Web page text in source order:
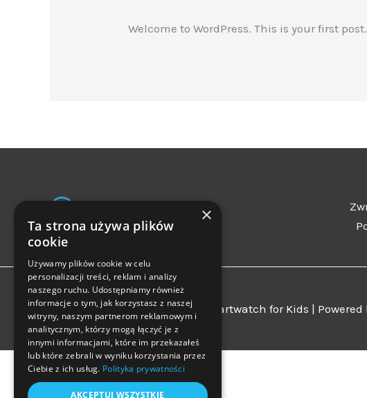
Welcome to WordPress. This is your first
Copyright © 2026 CALMEAN Smartwatch for Kids | Powered
×
Ta strona używa plików
cookie
Używamy plików cookie w celu
personalizacji treści, reklam i analizy
naszego ruchu. Udostępniamy również
informacje o tym, jak korzystasz z naszej
witryny, naszym partnerom reklamowym i
analitycznym, którzy mogą łączyć je z
innymi informacjami, które im przekazałeś
lub które zebrali w wyniku korzystania przez
Ciebie z ich usług. Polityka prywatności
AKCEPTUJ WSZYSTKIE